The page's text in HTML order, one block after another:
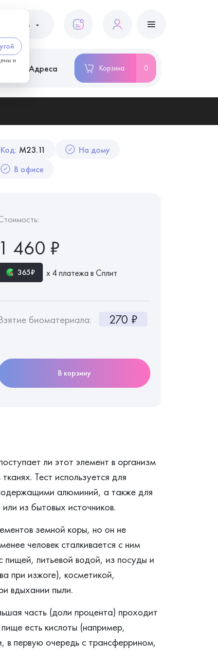
и
Адреса Корзина 0
Код: M23.11
На дому
В офисе
460 ₽
365₽ х 4 платежа в Сплит
биоматериала: 270 ₽
В корзину
ли этот элемент в организм
Тест используется для
алюминий, а также для
из бытовых источников.
земной коры, но он не
человек сталкивается с ним
пищей, питьевой водой, из посуды и
при изжоге), косметикой,
вдыхании пыли.
часть (доли процента) проходит
есть кислоты (например,
в первую очередь с трансферрином,